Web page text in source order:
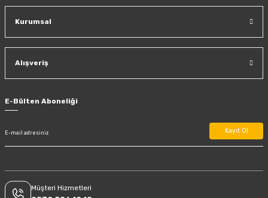
Kurumsal
Alışveriş
E-Bülten Aboneliği
Kayıt Ol
Müşteri Hizmetleri